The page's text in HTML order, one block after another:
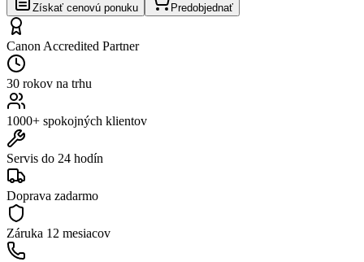
Získať cenovú ponuku Predobjednať
Canon Accredited Partner
30 rokov na trhu
1000+ spokojných klientov
Servis do 24 hodín
Doprava zadarmo
Záruka 12 mesiacov